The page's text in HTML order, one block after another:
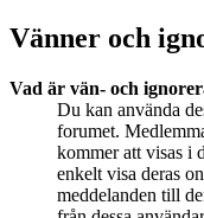
Vänner och
Vad är vän- och
Du kan använda
forumet.
kommer att visas i
enkelt visa deras
meddelanden till